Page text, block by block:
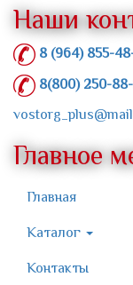
Наши
8 (964) 855-
8(800) 250-
Главное
Главная
Каталог
Контакты